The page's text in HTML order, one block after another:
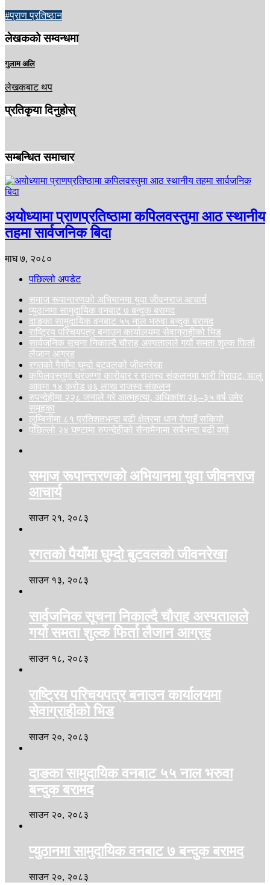
#प्राण प्रतिष्ठान
लेखकको सम्वन्धमा
गुलाम अलि
लेखकबाट थप
प्रतिकृया दिनुहोस्
सम्बन्धित समाचार
अयोध्यामा प्राणप्रतिष्ठामा कपिलवस्तुमा आठ स्थानीय
तहमा सार्वजनिक बिदा
माघ ७, २०८०
पछिल्लो अपडेट
समाज रूपान्तरणको अभियानमा युवा जीवनराज आचार्य
प्युठानमा सामुदायिक वनबाट ७ बन्दुक बरामद
दाङका सामुदायिक वनबाट ५५ नाल भरुवा बन्दुक बरामद
राष्ट्रिय परिचयपत्र बनाउन कार्यालयमा सेवाग्राहीको भिड
सार्वजनिक सूचना निकाल्दै चौराह अस्पतालले गर्यो समता शुल्क फिर्ता
लैजान आग्रह
रगतको पैयाँमा घुम्दो बुटवलको जीवनरेखा
कपिलवस्तुमा घरजग्गा कारोबार र राजस्व संकलनमा भारी गिरावट, चालु
आवमा १४ करोड ७६ लाख राजस्व संकलन
रुपन्देहीमा २२८ जनाले गरे आत्महत्या, अधिकांश २६–३५ वर्ष उमेर
समूहका
लुम्बिनीमा ८१ प्रतिशतभन्दा बढी क्षेत्रमा धान रोपाइँ सकियो
पछिल्लो २४ घण्टामा रुपन्देहीको सैनामैनामा सबैभन्दा बढी वर्षा
समाज रूपान्तरणको अभियानमा युवा जीवनराज
आचार्य
साउन २१, २०८३
रगतको पैयाँमा घुम्दो बुटवलको जीवनरेखा
साउन १३, २०८३
सार्वजनिक सूचना निकाल्दै चौराह अस्पतालले
गर्यो समता शुल्क फिर्ता लैजान आग्रह
साउन १८, २०८३
राष्ट्रिय परिचयपत्र बनाउन कार्यालयमा
सेवाग्राहीको भिड
साउन २०, २०८३
दाङका सामुदायिक वनबाट ५५ नाल भरुवा
बन्दुक बरामद
साउन २०, २०८३
प्युठानमा सामुदायिक वनबाट ७ बन्दुक बरामद
साउन २०, २०८३